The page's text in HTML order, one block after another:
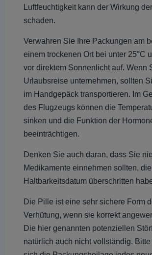
Luftfeuchtigkeit kann der Wirkung
schaden.
Verwahren Sie Ihre Packungen am
einem trockenen Ort bei unter 25°C
vor direktem Sonnenlicht auf. Wenn
Urlaubsreise unternehmen, sollten
im Handgepäck transportieren. Im
des Flugzeugs können die
sinken und die Funktion der
beeinträchtigen.
Denken Sie auch daran, dass Sie
Medikamente einnehmen sollten,
Haltbarkeitsdatum überschritten
Die Pille ist eine sehr sichere Form
Verhütung, wenn sie korrekt
Die hier genannten potenziellen
natürlich auch nicht vollständig.